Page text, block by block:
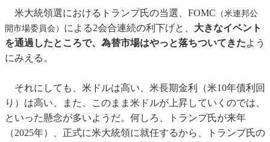
米大統領選におけるトランプ氏の当選、FOMC （米連邦公
開市場委員会） による2会合連続の利下げと、 大きなイベント
を通過したところで、為替市場はやっと落ちついてきたよう
にみえる。
それにしても、米ドルは高い、米長期金利（米10年債利回
り）は高い、また、このまま米ドルが上昇していくのでは、
といった懸念が多いようだ。何しろ、トランプ氏が来年
（2025年）、正式に米大統領に就任するから、トランプ氏の